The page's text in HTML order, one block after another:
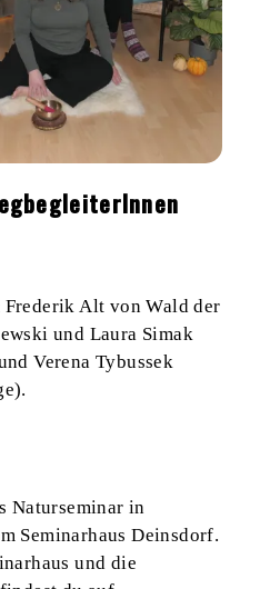
Frederik Alt vonWald der
und Laura Simak
Verena Tybussek
Naturseminar in
Seminarhaus Deinsdorf.
und die